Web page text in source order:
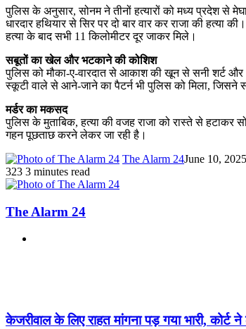
पुलिस के अनुसार, सोनम ने तीनों हत्यारों को मध्य प्रदेश से
धारदार हथियार से सिर पर दो बार वार कर राजा की हत्या
हत्या के बाद सभी 11 किलोमीटर दूर जाकर मिले।
सबूतों का खेल और भटकाने की कोशिश
पुलिस को मौका-ए-वारदात से आकाश की खून से सनी शर्ट
स्कूटी वाले से आने-जाने का पैटर्न भी पुलिस को मिला, जिसने
मर्डर का मकसद
पुलिस के मुताबिक, हत्या की वजह राजा को रास्ते से
गहन पूछताछ करने लेकर जा रही है।
The Alarm 24June 10, 2025
323 3 minutes read
The Alarm 24
केजरीवाल के लिए राहत मांगना पड़ गया भारी, कोर्ट ने